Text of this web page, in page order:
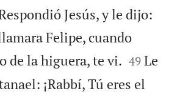
Jesús, y le dijo:
Felipe, cuando
de la higuera, te vi. 

49 Le
¡Rabbí, Tú eres el